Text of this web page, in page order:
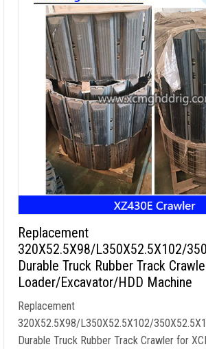
Replacement
320X52.5X98/L350X52.5X102/
Durable Truck Rubber Track
Loader/Excavator/HDD Machine
Replacement
320X52.5X98/L350X52.5X102/
Durable Truck Rubber Track Crawler for